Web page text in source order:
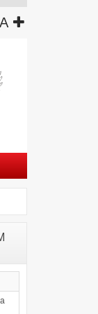
kontrastowa
Adomyślny
zwiększ